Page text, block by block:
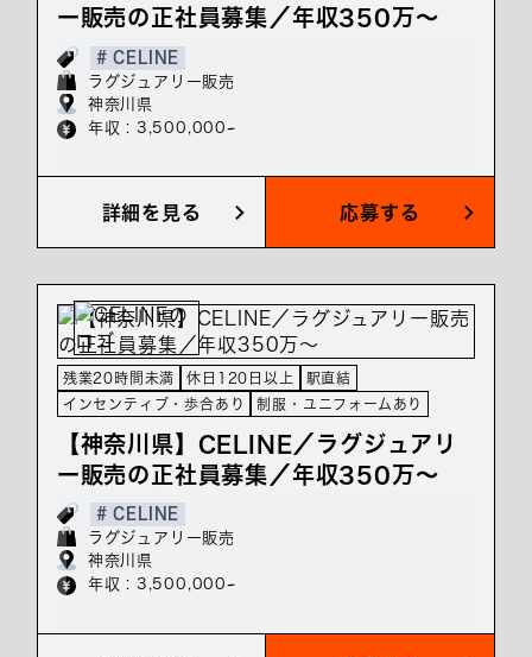
ー販売の正社員募集／年収350万～
# CELINE
ラグジュアリー販売
神奈川県
年収 : 3,500,000~
詳細を見る 応募する
残業20時間未満 休日120日以上
駅直結
インセンティブ・歩合あり
制服・ユニフォームあり
【神奈川県】CELINE／ラグジュアリ
ー販売の正社員募集／年収350万～
# CELINE
ラグジュアリー販売
神奈川県
年収 : 3,500,000~